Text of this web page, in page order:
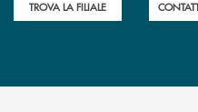
TROVA LA FILIALE